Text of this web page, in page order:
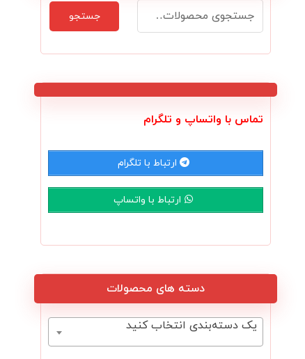
جستجو
تماس با واتساپ و تلگرام
ارتباط با تلگرام
ارتباط با واتساپ
دسته های محصولات
یک دسته‌بندی انتخاب کنید